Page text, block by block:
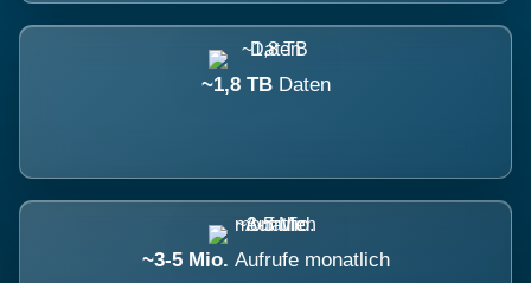
~1,8 TB Daten
~3-5 Mio. Aufrufe monatlich